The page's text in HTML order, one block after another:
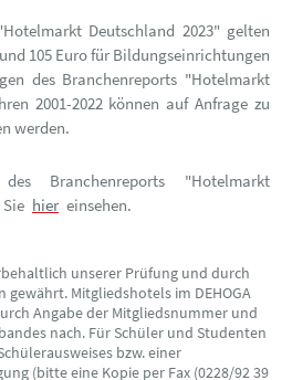
Deutschland 2023" gelten
105 Euro für Bildungseinrichtungen
des Branchenreports "Hotelmarkt
2001-2022 können auf Anfrage zu
werden.
Branchenreports "Hotelmarkt
hier einsehen.
unserer Prüfung und durch
gewährt. Mitgliedshotels im DEHOGA
Angabe der Mitgliedsnummer und
nach. Für Schüler und Studenten
bzw. einer
(bitte eine Kopie per Fax (0228/92 39